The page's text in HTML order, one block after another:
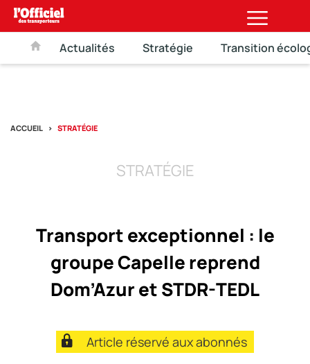
Actualités Stratégie Transition
ACCUEIL STRATÉGIE
STRATÉGIE
Transport exceptionnel : le
groupe Capelle reprend
Dom’Azur et STDR-TEDL
Article réservé aux abonnés